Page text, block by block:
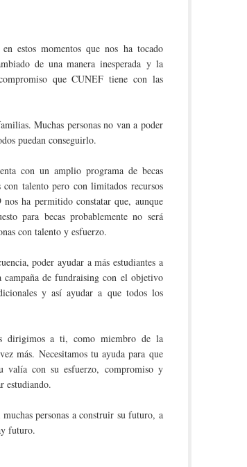
estos momentos que nos ha tocado
de una manera inesperada y la
que CUNEF tiene con las
Muchas personas no van a poder
puedan conseguirlo.
con un amplio programa de becas
talento pero con limitados recursos
ha permitido constatar que, aunque
para becas probablemente no será
con talento y esfuerzo.
poder ayudar a más estudiantes a
campaña de fundraising con el objetivo
y así ayudar a que todos los
dirigimos a ti, como miembro de la
más. Necesitamos tu ayuda para que
valía con su esfuerzo, compromiso y
estudiando.
personas a construir su futuro, a
futuro.